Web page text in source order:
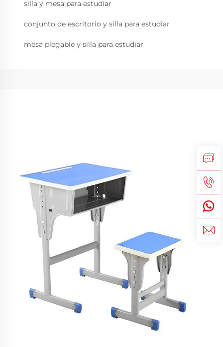
silla y mesa para estudiar
conjunto de escritorio y silla para estudiar
mesa plegable y silla para estudiar